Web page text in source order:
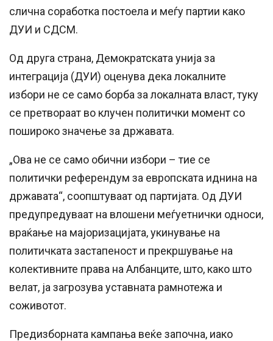
слична соработка постоела и меѓу партии како
ДУИ и СДСМ.
Од друга страна, Демократската унија за
интеграција (ДУИ) оценува дека локалните
избори не се само борба за локалната власт, туку
се претвораат во клучен политички момент со
пошироко значење за државата.
„Ова не се само обични избори – тие се
политички референдум за европската иднина на
државата“, соопштуваат од партијата. Од ДУИ
предупредуваат на влошени меѓуетнички односи,
враќање на мајоризацијата, укинување на
политичката застапеност и прекршување на
колективните права на Албанците, што, како што
велат, ја загрозува уставната рамнотежа и
соживотот.
Предизборната кампања веќе започна, иако